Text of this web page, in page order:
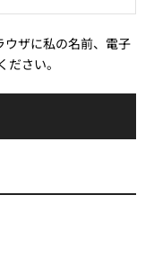
*ェ
ザに私の名前、電子
さい。